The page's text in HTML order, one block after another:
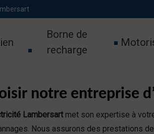
Borne de
recharge
notre entreprise
Lambersartmet son expertise à
Nous assurons des prestations